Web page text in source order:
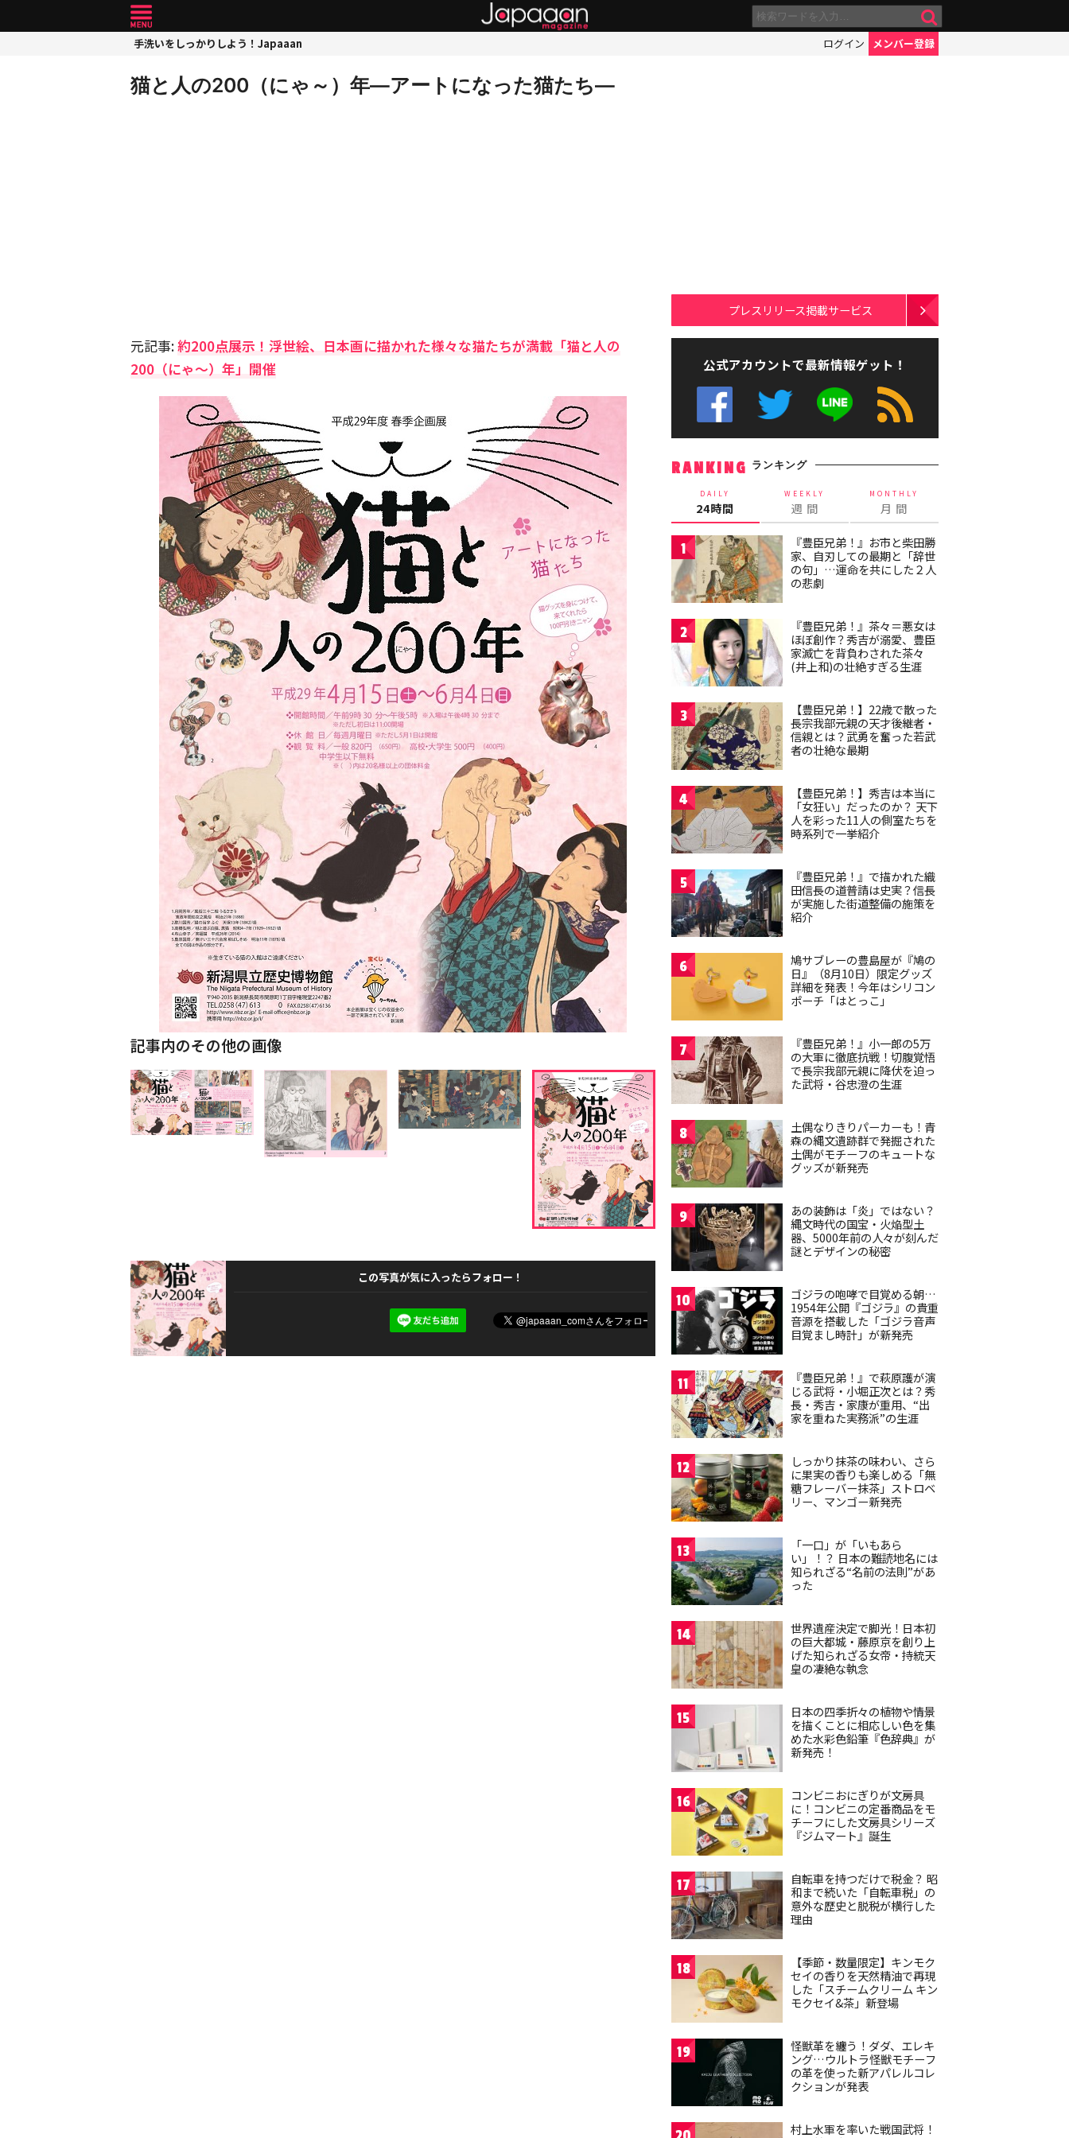
手洗いをしっかりしよう！Japaaan ログイン メンバー登録
猫と人の200（にゃ～）年―アートになった猫たち―
元記事:約200点展示！浮世絵、日本画に描かれた様々な猫たちが満載「猫と人の
200（にゃ～）年」開催
記事内のその他の画像
この写真が気に入ったらフォロー！
プレスリリース掲載サービス
公式アカウントで最新情報ゲット！
RANKING ランキング
DAILY
24時間
WEEKLY
週 間
MONTHLY
月 間
1
『豊臣兄弟！』お市と柴田勝
家、自刃しての最期と「辞世
の句」…運命を共にした２人
の悲劇
2
『豊臣兄弟！』茶々＝悪女は
ほぼ創作？秀吉が溺愛、豊臣
家滅亡を背負わされた茶々
(井上和)の壮絶すぎる生涯
3
【豊臣兄弟！】22歳で散った
長宗我部元親の天才後継者・
信親とは？武勇を奮った若武
者の壮絶な最期
4
【豊臣兄弟！】秀吉は本当に
「女狂い」だったのか？ 天下
人を彩った11人の側室たちを
時系列で一挙紹介
5
『豊臣兄弟！』で描かれた織
田信長の道普請は史実？信長
が実施した街道整備の施策を
紹介
6
鳩サブレーの豊島屋が『鳩の
日』（8月10日）限定グッズ
詳細を発表！今年はシリコン
ポーチ「はとっこ」
7
『豊臣兄弟！』小一郎の5万
の大軍に徹底抗戦！切腹覚悟
で長宗我部元親に降伏を迫っ
た武将・谷忠澄の生涯
8
土偶なりきりパーカーも！青
森の縄文遺跡群で発掘された
土偶がモチーフのキュートな
グッズが新発売
9
あの装飾は「炎」ではない？
縄文時代の国宝・火焔型土
器、5000年前の人々が刻んだ
謎とデザインの秘密
10
ゴジラの咆哮で目覚める朝…
1954年公開『ゴジラ』の貴重
音源を搭載した「ゴジラ音声
目覚まし時計」が新発売
11
『豊臣兄弟！』で萩原護が演
じる武将・小堀正次とは？秀
長・秀吉・家康が重用、“出
家を重ねた実務派”の生涯
12
しっかり抹茶の味わい、さら
に果実の香りも楽しめる「無
糖フレーバー抹茶」ストロベ
リー、マンゴー新発売
13
「一口」が「いもあら
い」！？ 日本の難読地名には
知られざる“名前の法則”があ
った
14
世界遺産決定で脚光！日本初
の巨大都城・藤原京を創り上
げた知られざる女帝・持統天
皇の凄絶な執念
15
日本の四季折々の植物や情景
を描くことに相応しい色を集
めた水彩色鉛筆『色辞典』が
新発売！
16
コンビニおにぎりが文房具
に！コンビニの定番商品をモ
チーフにした文房具シリーズ
『ジムマート』誕生
17
自転車を持つだけで税金？ 昭
和まで続いた「自転車税」の
意外な歴史と脱税が横行した
理由
18
【季節・数量限定】キンモク
セイの香りを天然精油で再現
した「スチームクリーム キン
モクセイ&茶」新登場
19
怪獣革を纏う！ダダ、エレキ
ング…ウルトラ怪獣モチーフ
の革を使った新アパレルコレ
クションが発表
村上水軍を率いた戦国武将！